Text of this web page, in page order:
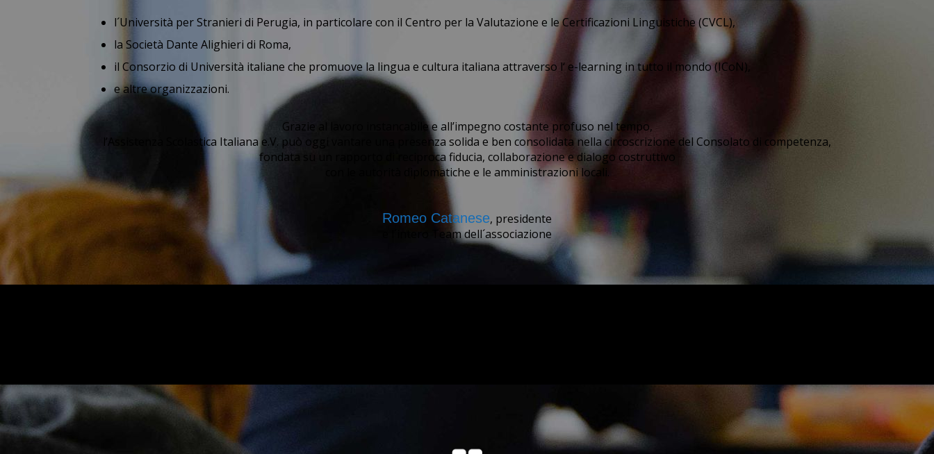
l´Università per Stranieri di Perugia, in particolare con il Centro per la Valutazione e le Certificazioni Linguistiche (CVCL),
la Società Dante Alighieri di Roma,
il Consorzio di Università italiane che promuove la lingua e cultura italiana attraverso l‘ e-learning in tutto il mondo (ICoN),
e altre organizzazioni.
Grazie al lavoro instancabile e all’impegno costante profuso nel tempo,
l’Assistenza Scolastica Italiana e.V. può oggi vantare una presenza solida e ben consolidata nella circoscrizione del Consolato di competenza,
fondata su un rapporto di reciproca fiducia, collaborazione e dialogo costruttivo
con le autorità diplomatiche e le amministrazioni locali.
Romeo Catanese, presidente
e l´intero Team dell´associazione